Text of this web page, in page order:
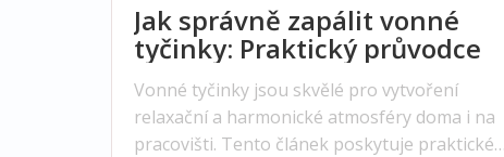
Jak správně zapálit vonné
tyčinky: Praktický průvodce
Vonné tyčinky jsou skvělé pro vytvoření
relaxační a harmonické atmosféry doma i na
pracovišti. Tento článek poskytuje praktické